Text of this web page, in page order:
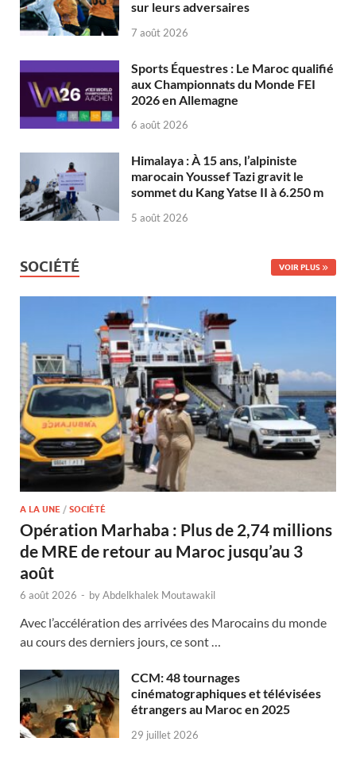
sur leurs adversaires
7 août 2026
Sports Équestres : Le Maroc qualifié
aux Championnats du Monde FEI
2026 en Allemagne
6 août 2026
Himalaya : À 15 ans, l’alpiniste
marocain Youssef Tazi gravit le
sommet du Kang Yatse II à 6.250 m
5 août 2026
SOCIÉTÉ VOIR PLUS
A LA UNE / SOCIÉTÉ
Opération Marhaba : Plus de 2,74 millions
de MRE de retour au Maroc jusqu’au 3
août
6 août 2026 - byAbdelkhalek Moutawakil
Avec l’accélération des arrivées des Marocains du monde
au cours des derniers jours, ce sont …
CCM: 48 tournages
cinématographiques et télévisées
étrangers au Maroc en 2025
29 juillet 2026